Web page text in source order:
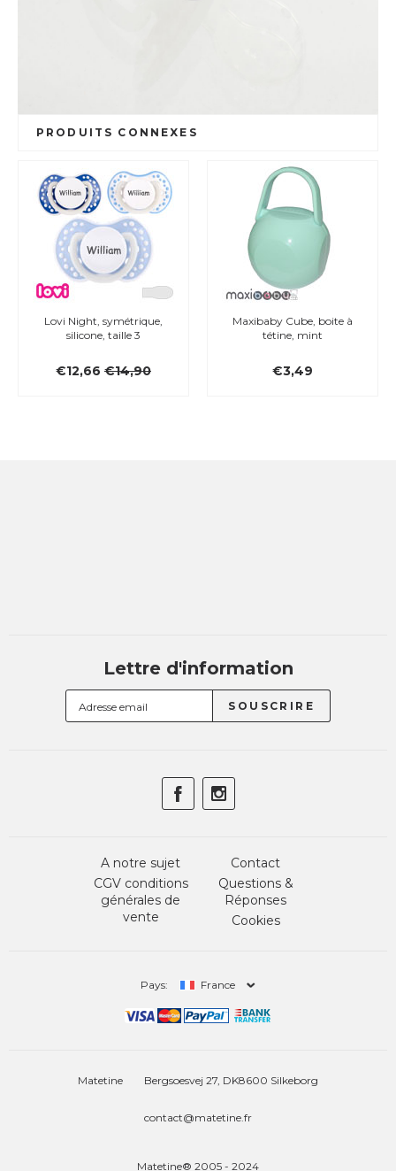
PRODUITS CONNEXES
Lovi Night, symétrique,
silicone, taille 3
€12,66 €14,90
Maxibaby Cube, boite à
tétine, mint
€3,49
Lettre d'information
A notre sujet
CGV conditions
générales de
vente
Contact
Questions &
Réponses
Cookies
Pays: France
Matetine Bergsoesvej 27, DK8600 Silkeborg
contact@matetine.fr
Matetine® 2005 - 2024